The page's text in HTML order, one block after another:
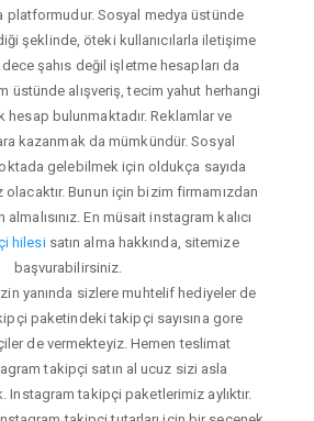
platformudur. Sosyal medya üstünde
şeklinde, öteki kullanıcılarla iletişime
şahıs değil işletme hesapları da
üstünde alışveriş, tecim yahut herhangi
hesap bulunmaktadır. Reklamlar ve
kazanmak da mümkündür. Sosyal
gelebilmek için oldukça sayıda
olacaktır. Bunun için bizim firmamızdan
En müsait instagram kalıcı
hilesisatın alma hakkında, sitemize
başvurabilirsiniz.
yanında sizlere muhtelif hediyeler de
paketindeki takipçi sayısına gore
de vermekteyiz. Hemen teslimat
takipçi satın al ucuz sizi asla
Instagram takipçi paketlerimiz aylıktır.